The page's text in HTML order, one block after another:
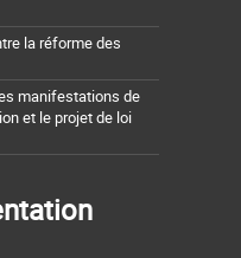
la réforme des
manifestations de
et le projet de loi